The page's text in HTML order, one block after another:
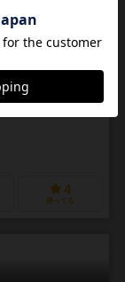
2件
4
持ってる